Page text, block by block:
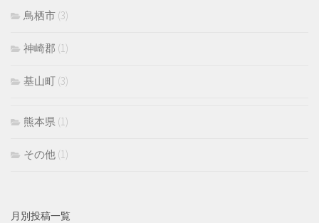
鳥栖市 (3)
神崎郡 (1)
基山町 (3)
熊本県 (1)
その他 (1)
月別投稿一覧